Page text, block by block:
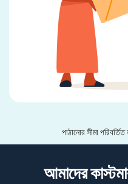
পাঠানোর সীমা
আমাদের